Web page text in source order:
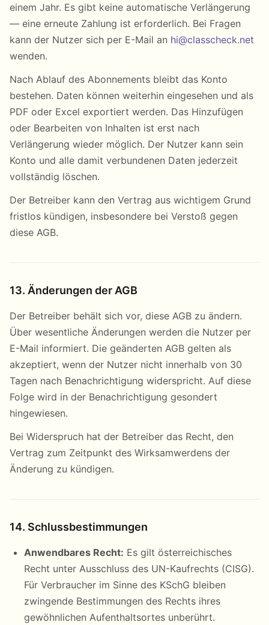
einem Jahr. Es gibt keine automatische Verlängerung
— eine erneute Zahlung ist erforderlich. Bei Fragen
kann der Nutzer sich per E-Mail an hi@classcheck.net
wenden.
Nach Ablauf des Abonnements bleibt das Konto
bestehen. Daten können weiterhin eingesehen und als
PDF oder Excel exportiert werden. Das Hinzufügen
oder Bearbeiten von Inhalten ist erst nach
Verlängerung wieder möglich. Der Nutzer kann sein
Konto und alle damit verbundenen Daten jederzeit
vollständig löschen.
Der Betreiber kann den Vertrag aus wichtigem Grund
fristlos kündigen, insbesondere bei Verstoß gegen
diese AGB.
13. Änderungen der AGB
Der Betreiber behält sich vor, diese AGB zu ändern.
Über wesentliche Änderungen werden die Nutzer per
E-Mail informiert. Die geänderten AGB gelten als
akzeptiert, wenn der Nutzer nicht innerhalb von 30
Tagen nach Benachrichtigung widerspricht. Auf diese
Folge wird in der Benachrichtigung gesondert
hingewiesen.
Bei Widerspruch hat der Betreiber das Recht, den
Vertrag zum Zeitpunkt des Wirksamwerdens der
Änderung zu kündigen.
14. Schlussbestimmungen
Anwendbares Recht: Es gilt österreichisches
Recht unter Ausschluss des UN-Kaufrechts (CISG).
Für Verbraucher im Sinne des KSchG bleiben
zwingende Bestimmungen des Rechts ihres
gewöhnlichen Aufenthaltsortes unberührt.